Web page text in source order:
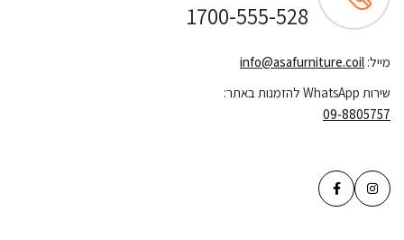
1700-555-528
מייל: info@asafurniture.coil
שירות WhatsApp להזמנות באתר:
09-8805757